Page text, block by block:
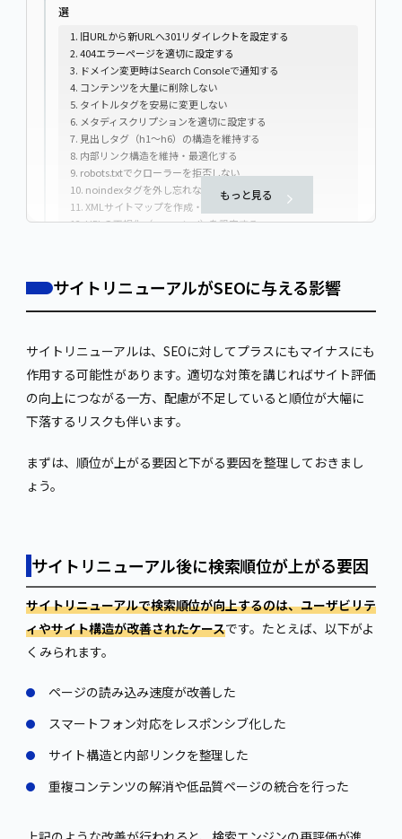
選
1. 旧URLから新URLへ301リダイレクトを設定する
2. 404エラーページを適切に設定する
3. ドメイン変更時はSearch Consoleで通知する
4. コンテンツを大量に削除しない
5. タイトルタグを安易に変更しない
6. メタディスクリプションを適切に設定する
7. 見出しタグ（h1〜h6）の構造を維持する
8. 内部リンク構造を維持・最適化する
9. robots.txtでクローラーを拒否しない
10. noindexタグを外し忘れない
11. XMLサイトマップを作成・送信する
12. URLの正規化（canonical）を設定する
リニューアル後にSEO順位が下がった場合の対処法
原因に応じた対策を実施する
サイトリニューアルでSEO評価を下げないための事前準備
現状のデータを記録しておく
リニューアルの目的とSEO要件を明確にする
公開前のテスト環境で十分に検証する
リニューアルと同時にコンテンツを大幅に追加しても問題あり
ませんか？
まとめ
もっと見る
サイトリニューアルがSEOに与える影響
サイトリニューアルは、SEOに対してプラスにもマイナスにも
作用する可能性があります。適切な対策を講じればサイト評価
の向上につながる一方、配慮が不足していると順位が大幅に
下落するリスクも伴います。
まずは、順位が上がる要因と下がる要因を整理しておきまし
ょう。
サイトリニューアル後に検索順位が上がる要因
サイトリニューアルで検索順位が向上するのは、ユーザビリテ
ィやサイト構造が改善されたケースです。たとえば、以下がよ
くみられます。
ページの読み込み速度が改善した
スマートフォン対応をレスポンシブ化した
サイト構造と内部リンクを整理した
重複コンテンツの解消や低品質ページの統合を行った